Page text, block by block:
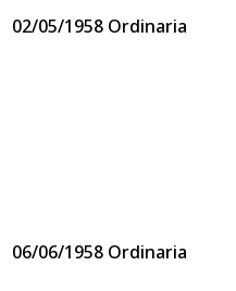
02/05/1958 Ordinaria
06/06/1958 Ordinaria